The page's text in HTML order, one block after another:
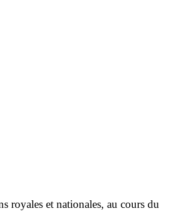
royales et nationales, au cours du